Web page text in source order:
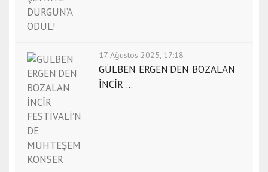
17 Ağustos 2025, 17:18
GÜLBEN ERGEN’DEN BOZALAN
İNCİR ...